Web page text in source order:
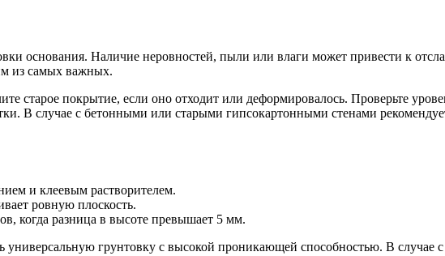
основания. Наличие неровностей, пыли или влаги может привести к
из самых важных.
старое покрытие, если оно отходит или деформировалось. Проверьте
В случае с бетонными или старыми гипсокартонными стенами
и клеевым растворителем.
ровную плоскость.
когда разница в высоте превышает 5 мм.
универсальную грунтовку с высокой проникающей способностью. В